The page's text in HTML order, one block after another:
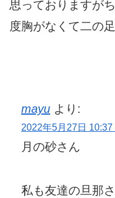
思っておりますが
度胸がなくて二の
mayu より:
2022年5月27日 10:37
月の砂さん
私も友達の旦那